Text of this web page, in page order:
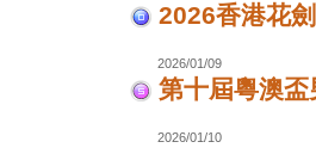
2026香港花
2026/01/09
第十屆粵澳
2026/01/10